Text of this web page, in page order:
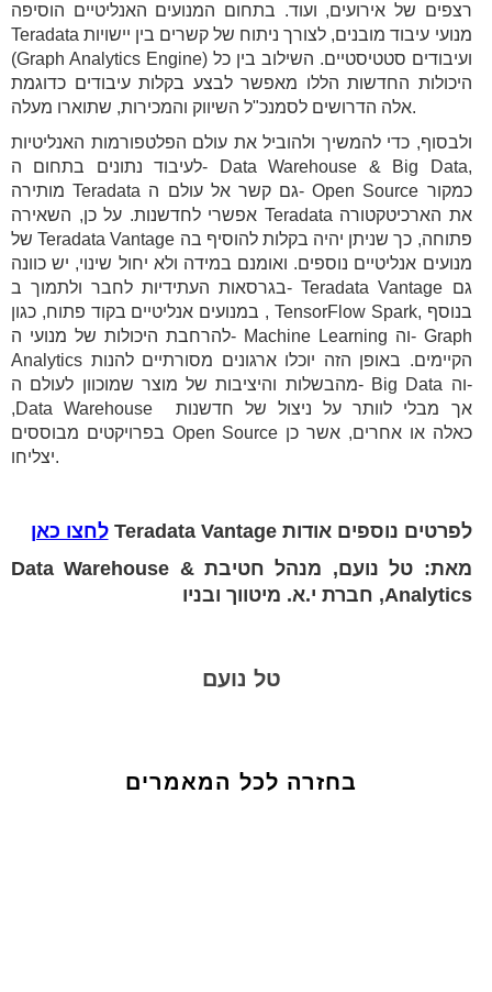
רצפים של אירועים, ועוד. בתחום המנועים האנליטיים הוסיפה
Teradata מנועי עיבוד מובנים, לצורך ניתוח של קשרים בין יישויות
(Graph Analytics Engine) ועיבודים סטטיסטיים. השילוב בין כל
היכולות החדשות הללו מאפשר לבצע בקלות עיבודים כדוגמת
אלה הדרושים לסמנכ"ל השיווק והמכירות, שתוארו מעלה.
ולבסוף, כדי להמשיך ולהוביל את עולם הפלטפורמות האנליטיות
לעיבוד נתונים בתחום ה- Data Warehouse & Big Data,
מותירה Teradata גם קשר אל עולם ה- Open Source כמקור
אפשרי לחדשנות. על כן, השאירה Teradata את הארכיטקטורה
של Teradata Vantage פתוחה, כך שניתן יהיה בקלות להוסיף בה
מנועים אנליטיים נוספים. ואומנם במידה ולא יחול שינוי, יש כוונה
בגרסאות העתידיות לחבר ולתמוך ב- Teradata Vantage גם
במנועים אנליטיים בקוד פתוח, כגון , TensorFlow Spark, בנוסף
להרחבת היכולות של מנועי ה- Machine Learning וה- Graph
Analytics הקיימים. באופן הזה יוכלו ארגונים מסורתיים להנות
מהבשלות והיציבות של מוצר שמוכוון לעולם ה- Big Data וה-
,Data Warehouse אך מבלי לוותר על ניצול של חדשנות
בפרויקטים מבוססים Open Source כאלה או אחרים, אשר כן
יצליחו.
לפרטים נוספים אודות Teradata Vantage
לחצו כאן
מאת: טל נועם, מנהל חטיבת Data Warehouse &
Analytics, חברת י.א. מיטווך ובניו
טל נועם
בחזרה לכל המאמרים